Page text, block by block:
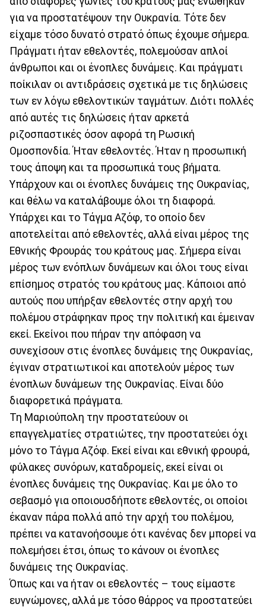
για να προστατέψουν την Ουκρανία. Τότε δεν
είχαμε τόσο δυνατό στρατό όπως έχουμε σήμερα.
Πράγματι ήταν εθελοντές, πολεμούσαν απλοί
άνθρωποι και οι ένοπλες δυνάμεις. Και πράγματι
ποίκιλαν οι αντιδράσεις σχετικά με τις δηλώσεις
των εν λόγω εθελοντικών ταγμάτων. Διότι πολλές
από αυτές τις δηλώσεις ήταν αρκετά
ριζοσπαστικές όσον αφορά τη Ρωσική
Ομοσπονδία. Ήταν εθελοντές. Ήταν η προσωπική
τους άποψη και τα προσωπικά τους βήματα.
Υπάρχουν και οι ένοπλες δυνάμεις της Ουκρανίας,
και θέλω να καταλάβουμε όλοι τη διαφορά.
Υπάρχει και το Τάγμα Αζόφ, το οποίο δεν
αποτελείται από εθελοντές, αλλά είναι μέρος της
Εθνικής Φρουράς του κράτους μας. Σήμερα είναι
μέρος των ενόπλων δυνάμεων και όλοι τους είναι
επίσημος στρατός του κράτους μας. Κάποιοι από
αυτούς που υπήρξαν εθελοντές στην αρχή του
πολέμου στράφηκαν προς την πολιτική και έμειναν
εκεί. Εκείνοι που πήραν την απόφαση να
συνεχίσουν στις ένοπλες δυνάμεις της Ουκρανίας,
έγιναν στρατιωτικοί και αποτελούν μέρος των
ένοπλων δυνάμεων της Ουκρανίας. Είναι δύο
διαφορετικά πράγματα.
Τη Μαριούπολη την προστατεύουν οι
επαγγελματίες στρατιώτες, την προστατεύει όχι
μόνο το Τάγμα Αζόφ. Εκεί είναι και εθνική φρουρά,
φύλακες συνόρων, καταδρομείς, εκεί είναι οι
ένοπλες δυνάμεις της Ουκρανίας. Και με όλο το
σεβασμό για οποιουσδήποτε εθελοντές, οι οποίοι
έκαναν πάρα πολλά από την αρχή του πολέμου,
πρέπει να κατανοήσουμε ότι κανένας δεν μπορεί να
πολεμήσει έτσι, όπως το κάνουν οι ένοπλες
δυνάμεις της Ουκρανίας.
Όπως και να ήταν οι εθελοντές – τους είμαστε
ευγνώμονες, αλλά με τόσο θάρρος να προστατεύει